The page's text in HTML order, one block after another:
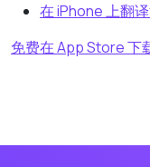
在 iPhone 上翻
免费在 App Store 下